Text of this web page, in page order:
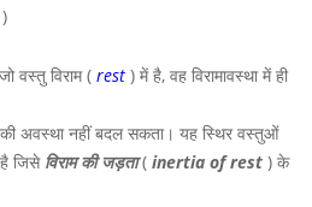
वस्तु विराम ( rest ) में है, वह विरामावस्था में ही
अवस्था नहीं बदल सकता। यह स्थिर वस्तुओं
जिसे विराम की जड़ता( inertia of rest ) के